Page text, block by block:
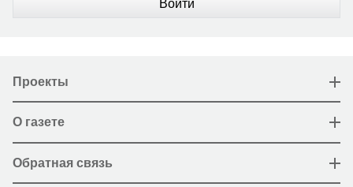
Войти
Проекты
О газете
Обратная связь